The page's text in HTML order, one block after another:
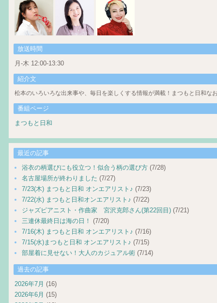
放送時間
月-木 12:00-13:30
紹介文
松本のいろいろな出来事や、毎日を楽しくする情報が満載！まつもと日和な
番組ページ
まつもと日和
最近の記事
浴衣の柄選びにも役立つ！似合う柄の選び方 (7/28)
名古屋場所が終わりました (7/27)
7/23(木) まつもと日和 オンエアリスト♪ (7/23)
7/22(水) まつもと日和オンエアリスト♪ (7/22)
ジャズピアニスト・作曲家 宮沢克郎さん(第22回目) (7/21)
三連休最終日は海の日！ (7/20)
7/16(木) まつもと日和 オンエアリスト♪ (7/16)
7/15(水)まつもと日和 オンエアリスト♪ (7/15)
部屋着に見せない！大人のカジュアル術 (7/14)
過去の記事
2026年7月 (16)
2026年6月 (15)